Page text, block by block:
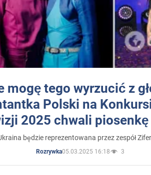
mogę tego wyrzucić z
Polski na
2025 chwali
będzie reprezentowana przez zespół
Rozrywka05.03.2025 16:18 3